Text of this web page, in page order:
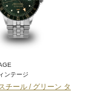
ンテージ
チール / グリーン タ